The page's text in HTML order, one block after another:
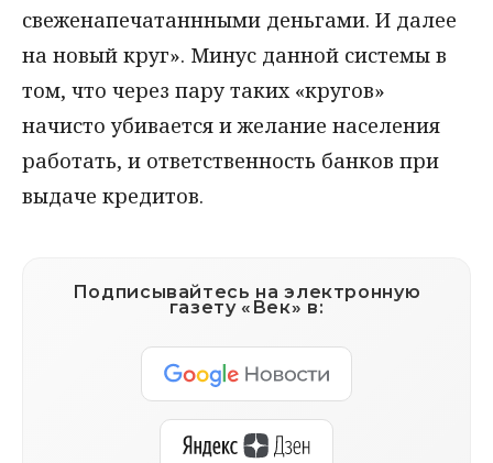
свеженапечатаннными деньгами. И далее
на новый круг». Минус данной системы в
том, что через пару таких «кругов»
начисто убивается и желание населения
работать, и ответственность банков при
выдаче кредитов.
Подписывайтесь на электронную
газету «Век» в: